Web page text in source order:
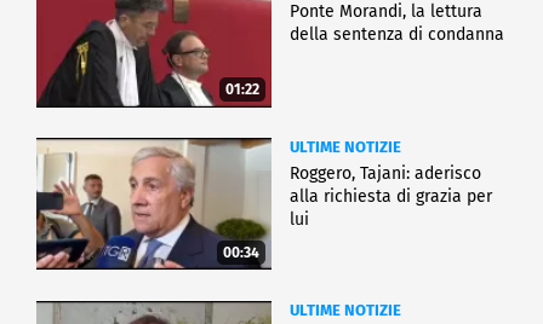
01:22
Ponte Morandi, la lettura
della sentenza di condanna
00:34
ULTIME NOTIZIE
Roggero, Tajani: aderisco
alla richiesta di grazia per
lui
ULTIME NOTIZIE